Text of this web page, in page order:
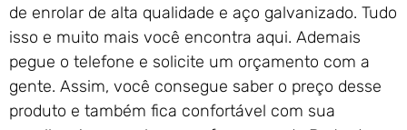
de enrolar de alta qualidade e aço galvanizado. Tudo
isso e muito mais você encontra aqui. Ademais
pegue o telefone e solicite um orçamento com a
gente. Assim, você consegue saber o preço desse
produto e também fica confortável com sua